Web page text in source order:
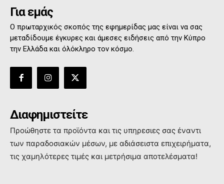
Για εμάς
Ο πρωταρχικός σκοπός της εφημερίδας μας είναι να σας
μεταδίδουμε έγκυρες και άμεσες ειδήσεις από την Κύπρο
την Ελλάδα και όλόκληρο τον κόσμο.
Διαφημιστείτε
Προώθηστε τα προϊόντα και τις υπηρεσιες σας έναντι
των παραδοσιακών μέσων, με αδιάσειστα επιχειρήματα,
τις χαμηλότερες τιμές και μετρήσιμα αποτελέσματα!